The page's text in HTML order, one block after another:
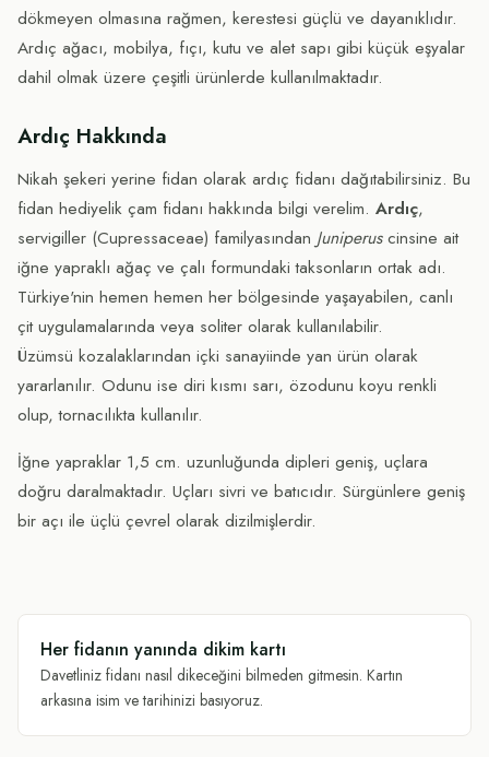
dökmeyen olmasına rağmen, kerestesi güçlü ve dayanıklıdır.
Ardıç ağacı, mobilya, fıçı, kutu ve alet sapı gibi küçük eşyalar
dahil olmak üzere çeşitli ürünlerde kullanılmaktadır.
Ardıç Hakkında
Nikah şekeri yerine fidan olarak ardıç fidanı dağıtabilirsiniz. Bu
fidan hediyelik çam fidanı hakkında bilgi verelim. Ardıç,
servigiller (Cupressaceae) familyasından Juniperuscinsine ait
iğne yapraklı ağaç ve çalı formundaki taksonların ortak adı.
Türkiye'nin hemen hemen her bölgesinde yaşayabilen, canlı
çit uygulamalarında veya soliter olarak kullanılabilir.
Üzümsü kozalaklarından içki sanayiinde yan ürün olarak
yararlanılır. Odunu ise diri kısmı sarı, özodunu koyu renkli
olup, tornacılıkta kullanılır.
İğne yapraklar 1,5 cm. uzunluğunda dipleri geniş, uçlara
doğru daralmaktadır. Uçları sivri ve batıcıdır. Sürgünlere geniş
bir açı ile üçlü çevrel olarak dizilmişlerdir.
Her fidanın yanında dikim kartı
Davetliniz fidanı nasıl dikeceğini bilmeden gitmesin. Kartın
arkasına isim ve tarihinizi basıyoruz.